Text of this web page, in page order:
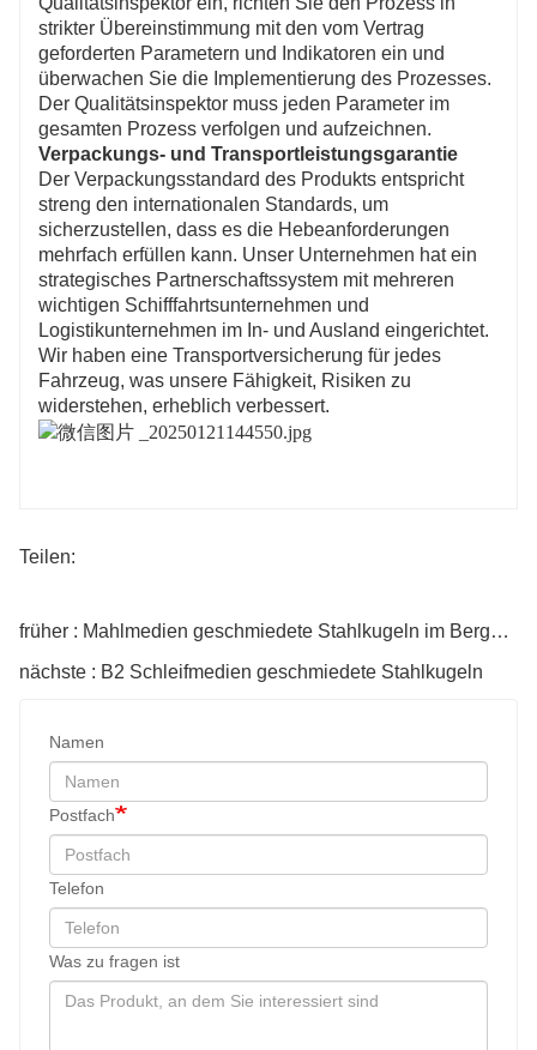
strikter Übereinstimmung mit den vom Vertrag
geforderten Parametern und Indikatoren ein und
überwachen Sie die Implementierung des Prozesses.
Der Qualitätsinspektor muss jeden Parameter im
gesamten Prozess verfolgen und aufzeichnen.
Verpackungs- und Transportleistungsgarantie
Der Verpackungsstandard des Produkts entspricht
streng den internationalen Standards, um
sicherzustellen, dass es die Hebeanforderungen
mehrfach erfüllen kann. Unser Unternehmen hat ein
strategisches Partnerschaftssystem mit mehreren
wichtigen Schifffahrtsunternehmen und
Logistikunternehmen im In- und Ausland eingerichtet.
Wir haben eine Transportversicherung für jedes
Fahrzeug, was unsere Fähigkeit, Risiken zu
widerstehen, erheblich verbessert.
Teilen:
früher : Mahlmedien geschmiedete Stahlkugeln im Bergbau verwendet
nächste : B2 Schleifmedien geschmiedete Stahlkugeln
Namen
Postfach
Telefon
Was zu fragen ist